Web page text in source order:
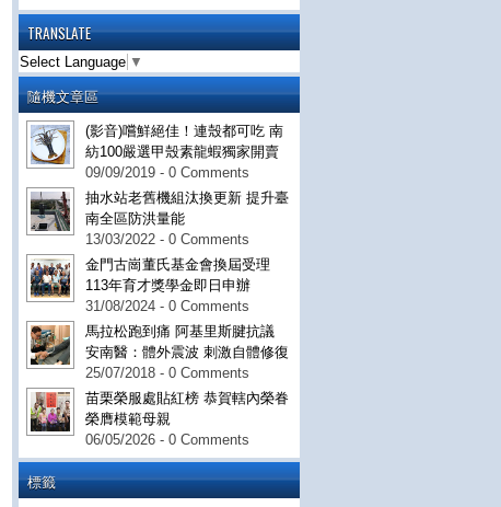
TRANSLATE
Select Language ▼
隨機文章區
(影音)嚐鮮絕佳！連殼都可吃 南
紡100嚴選甲殼素龍蝦獨家開賣
09/09/2019 - 0 Comments
抽水站老舊機組汰換更新 提升臺
南全區防洪量能
13/03/2022 - 0 Comments
金門古崗董氏基金會換屆受理
113年育才獎學金即日申辦
31/08/2024 - 0 Comments
馬拉松跑到痛 阿基里斯腱抗議
安南醫：體外震波 刺激自體修復
25/07/2018 - 0 Comments
苗栗榮服處貼紅榜 恭賀轄內榮眷
榮膺模範母親
06/05/2026 - 0 Comments
標籤